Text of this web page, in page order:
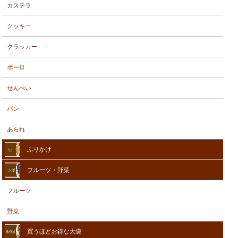
カステラ
クッキー
クラッカー
ボーロ
せんべい
パン
あられ
ふりかけ
フルーツ・野菜
フルーツ
野菜
買うほどお得な大袋